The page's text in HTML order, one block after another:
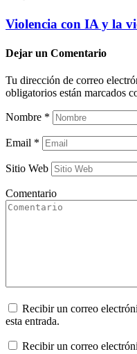
Violencia con IA y la
Dejar un Comentario
Tu dirección de correo
obligatorios están marcados
Nombre *
Email *
Sitio Web
Comentario
Recibir un correo
esta entrada.
Recibir un correo